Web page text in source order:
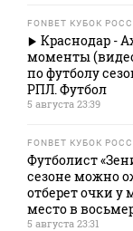
FONBET КУБОК
Краснодар -
моменты
по футболу
РПЛ. Футбол
5 августа 23:39
FONBET КУБОК
Футболист
сезоне можно
отберет очки
место в
5 августа 23:31